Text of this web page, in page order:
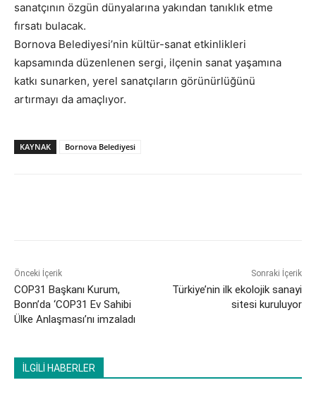
sanatçının özgün dünyalarına yakından tanıklık etme
fırsatı bulacak.
Bornova Belediyesi’nin kültür-sanat etkinlikleri
kapsamında düzenlenen sergi, ilçenin sanat yaşamına
katkı sunarken, yerel sanatçıların görünürlüğünü
artırmayı da amaçlıyor.
KAYNAK Bornova Belediyesi
Önceki İçerik
COP31 Başkanı Kurum,
Bonn’da ‘COP31 Ev Sahibi
Ülke Anlaşması’nı imzaladı
Sonraki İçerik
​Türkiye’nin ilk ekolojik sanayi
sitesi kuruluyor
İLGİLİ HABERLER